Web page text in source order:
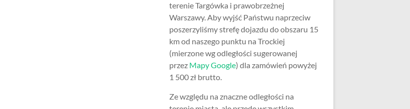
terenie Targówka i prawobrzeżnej
Warszawy. Aby wyjść Państwu naprzeciw
poszerzyliśmy strefę dojazdu do obszaru 15
km od naszego punktu na Trockiej
(mierzone wg odległości sugerowanej
przez Mapy Google) dla zamówień powyżej
1 500 zł brutto.
Ze względu na znaczne odległości na